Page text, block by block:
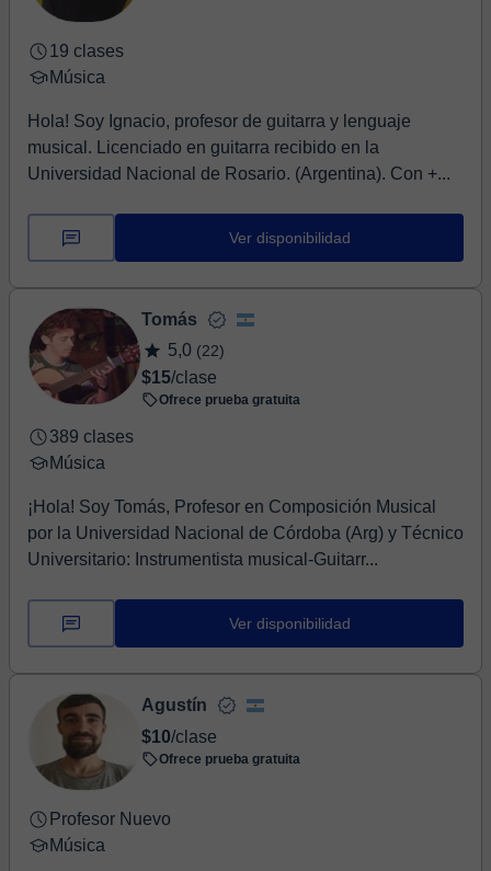
19 clases
Música
Hola! Soy Ignacio, profesor de guitarra y lenguaje
musical. Licenciado en guitarra recibido en la
Universidad Nacional de Rosario. (Argentina). Con +...
Ver disponibilidad
Tomás
5,0 (22)
$15/clase
Ofrece prueba gratuita
389 clases
Música
¡Hola! Soy Tomás, Profesor en Composición Musical
por la Universidad Nacional de Córdoba (Arg) y Técnico
Universitario: Instrumentista musical-Guitarr...
Ver disponibilidad
Agustín
$10/clase
Ofrece prueba gratuita
Profesor Nuevo
Música